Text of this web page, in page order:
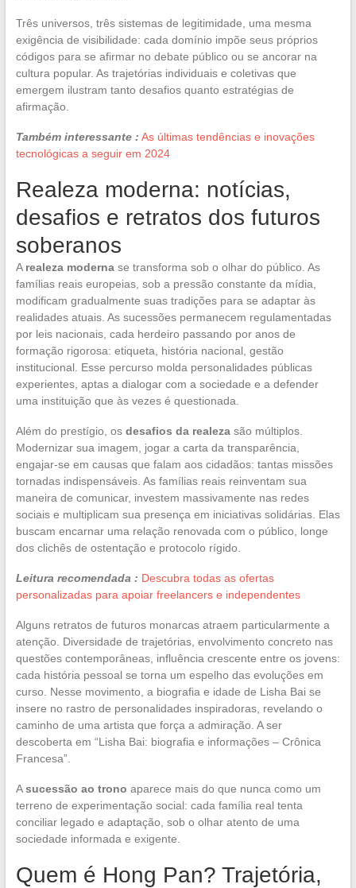
Três universos, três sistemas de legitimidade, uma mesma
exigência de visibilidade: cada domínio impõe seus próprios
códigos para se afirmar no debate público ou se ancorar na
cultura popular. As trajetórias individuais e coletivas que
emergem ilustram tanto desafios quanto estratégias de
afirmação.
Também interessante : As últimas tendências e inovações
tecnológicas a seguir em 2024
Realeza moderna: notícias,
desafios e retratos dos futuros
soberanos
A realeza modernase transforma sob o olhar do público. As
famílias reais europeias, sob a pressão constante da mídia,
modificam gradualmente suas tradições para se adaptar às
realidades atuais. As sucessões permanecem regulamentadas
por leis nacionais, cada herdeiro passando por anos de
formação rigorosa: etiqueta, história nacional, gestão
institucional. Esse percurso molda personalidades públicas
experientes, aptas a dialogar com a sociedade e a defender
uma instituição que às vezes é questionada.
Além do prestígio, os desafios da realezasão múltiplos.
Modernizar sua imagem, jogar a carta da transparência,
engajar-se em causas que falam aos cidadãos: tantas missões
tornadas indispensáveis. As famílias reais reinventam sua
maneira de comunicar, investem massivamente nas redes
sociais e multiplicam sua presença em iniciativas solidárias. Elas
buscam encarnar uma relação renovada com o público, longe
dos clichês de ostentação e protocolo rígido.
Leitura recomendada : Descubra todas as ofertas
personalizadas para apoiar freelancers e independentes
Alguns retratos de futuros monarcas atraem particularmente a
atenção. Diversidade de trajetórias, envolvimento concreto nas
questões contemporâneas, influência crescente entre os jovens:
cada história pessoal se torna um espelho das evoluções em
curso. Nesse movimento, a biografia e idade de Lisha Bai se
insere no rastro de personalidades inspiradoras, revelando o
caminho de uma artista que força a admiração. A ser
descoberta em “Lisha Bai: biografia e informações – Crônica
Francesa”.
Asucessão ao trono aparece mais do que nunca como um
terreno de experimentação social: cada família real tenta
conciliar legado e adaptação, sob o olhar atento de uma
sociedade informada e exigente.
Quem é Hong Pan? Trajetória,